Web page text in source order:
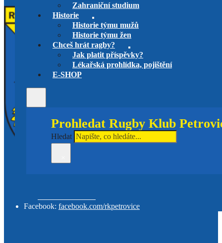
Zahraniční studium
Historie
Historie týmu mužů
Historie týmu žen
Chceš hrát ragby?
Jak platit příspěvky?
Lékařská prohlídka, pojištění
E-SHOP
Prohledat Rugby Klub
Hledat
Facebook: facebook.com/rkpetrovice